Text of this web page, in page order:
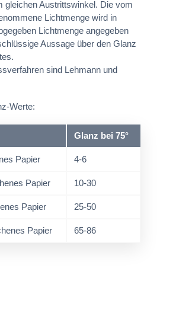
gleichen Austrittswinkel. Die vom
Lichtmenge wird in
Lichtmenge angegeben
Aussage über den Glanz
sind Lehmann und
Werte:
Glanz bei 75°
Papier 4-6
Papier 10-30
Papier 25-50
Papier 65-86